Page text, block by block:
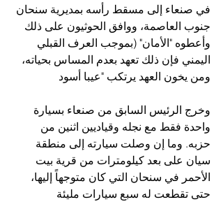
في صنعاء إلى مسقط رأسه بمديرية سنحان
جنوب العاصمة، ووافق الحوثيون على ذلك
وأعطوه "الأمان" (بموجب العرف القبلي
اليمني فإن ذلك تعهد بعدم المساس بحياته،
ومن يخون العهد يرتكب "عيبا أسود
وخرج الرئيس السابق من صنعاء بسيارة
واحدة فقط مع نجله وقياديين اثنين من
حزبه. وما إن وصلت سيارته إلى منطقة
سيان على بعد كيلومترات من قرية بيت
الأحمر في سنحان التي كان متوجهاً إليها،
حتى تقطعت له سبع سيارات مليئة